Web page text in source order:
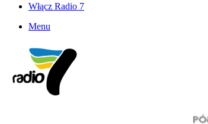
Włącz Radio 7
Menu